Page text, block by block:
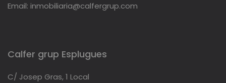
Email: inmobiliaria@calfergrup.com
Calfer grup Esplugues
C/ Josep Gras, 1 Local